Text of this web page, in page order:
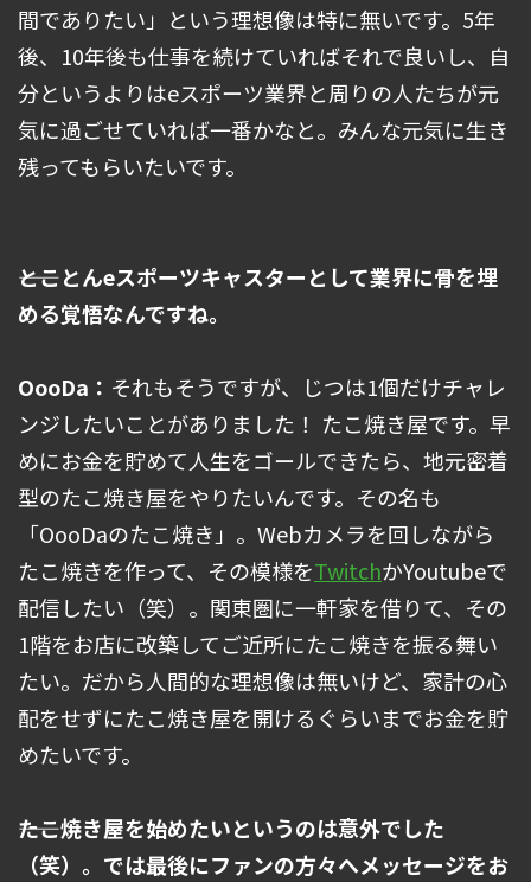
間でありたい」という理想像は特に無いです。5年
後、10年後も仕事を続けていればそれで良いし、自
分というよりはeスポーツ業界と周りの人たちが元
気に過ごせていれば一番かなと。みんな元気に生き
残ってもらいたいです。
――とことんeスポーツキャスターとして業界に骨を埋
める覚悟なんですね。
OooDa： それもそうですが、じつは1個だけチャレ
ンジしたいことがありました！ たこ焼き屋です。早
めにお金を貯めて人生をゴールできたら、地元密着
型のたこ焼き屋をやりたいんです。その名も
「OooDaのたこ焼き」。Webカメラを回しながら
たこ焼きを作って、その模様をTwitchかYoutubeで
配信したい（笑）。関東圏に一軒家を借りて、その
1階をお店に改築してご近所にたこ焼きを振る舞い
たい。だから人間的な理想像は無いけど、家計の心
配をせずにたこ焼き屋を開けるぐらいまでお金を貯
めたいです。
――たこ焼き屋を始めたいというのは意外でした
（笑）。では最後にファンの方々へメッセージをお